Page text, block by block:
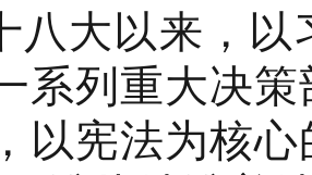
八大以来，
系列重大决
以宪法为核